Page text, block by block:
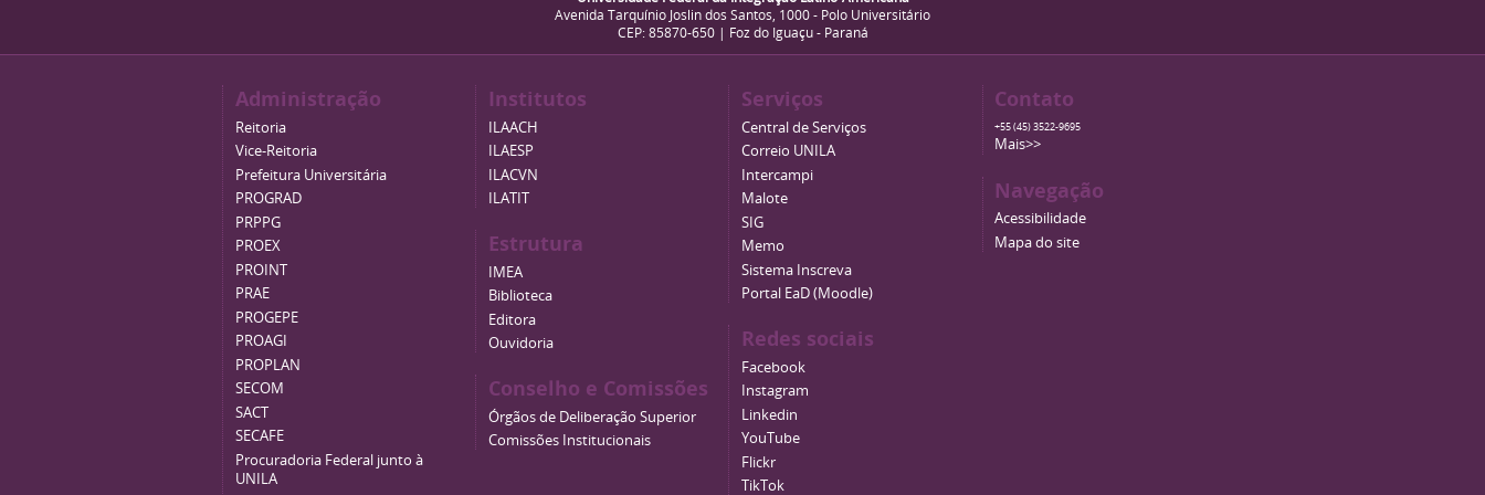
Avenida Tarquínio Joslin dos Santos, 1000 - Polo Universitário
CEP: 85870-650 | Foz do Iguaçu - Paraná
Administração
Reitoria
Vice-Reitoria
Prefeitura Universitária
PROGRAD
PRPPG
PROEX
PROINT
PRAE
PROGEPE
PROAGI
PROPLAN
SECOM
SACT
SECAFE
Procuradoria Federal junto à
UNILA
Institutos
ILAACH
ILAESP
ILACVN
ILATIT
Estrutura
IMEA
Biblioteca
Editora
Ouvidoria
Conselho e Comissões
Órgãos de Deliberação Superior
Comissões Institucionais
Serviços
Central de Serviços
Correio UNILA
Intercampi
Malote
SIG
Memo
Sistema Inscreva
Portal EaD (Moodle)
Redes sociais
Facebook
Instagram
Linkedin
YouTube
Flickr
TikTok
Contato
+55 (45) 3522-9695
Mais>>
Navegação
Acessibilidade
Mapa do site